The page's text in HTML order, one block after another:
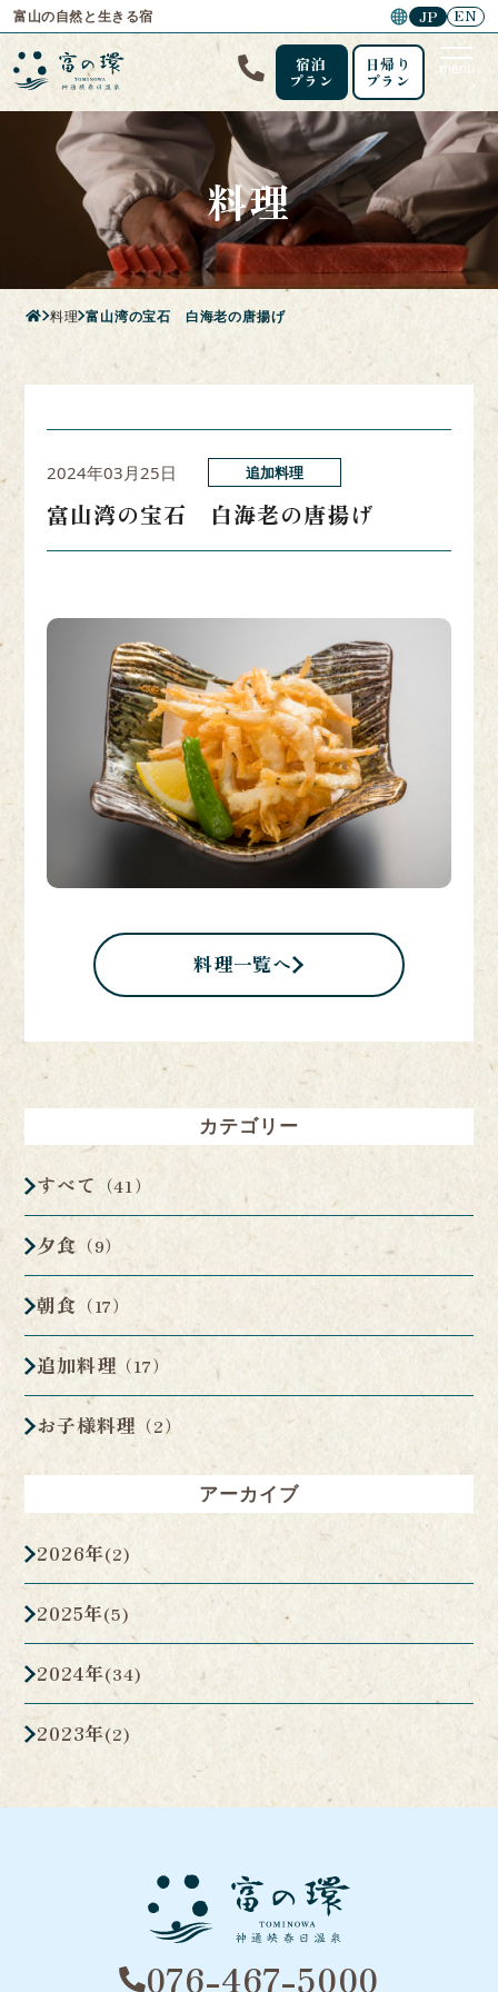
富山の自然と生きる宿 JP EN
宿泊
プラン
日帰り
プラン
料理
料理 富山湾の宝石 白海老の唐揚げ
2024年03月25日 追加料理
富山湾の宝石 白海老の唐揚げ
料理一覧へ
カテゴリー
すべて （41）
夕食（9）
朝食 （17）
追加料理 （17）
お子様料理 （2）
アーカイブ
2026年(2)
2025年(5)
2024年(34)
2023年(2)
076-467-5000
menu